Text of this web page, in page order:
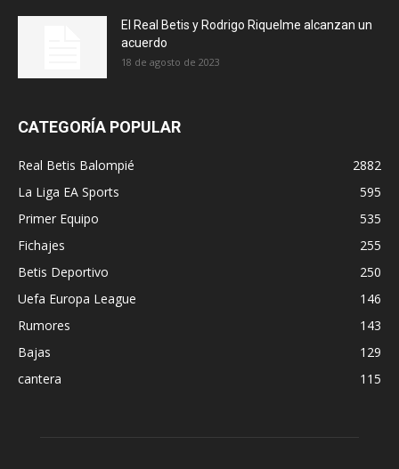
El Real Betis y Rodrigo Riquelme alcanzan un
acuerdo
18 de agosto de 2023
CATEGORÍA POPULAR
Real Betis Balompié
2882
La Liga EA Sports
595
Primer Equipo
535
Fichajes
255
Betis Deportivo
250
Uefa Europa League
146
Rumores
143
Bajas
129
cantera
115